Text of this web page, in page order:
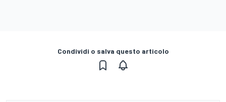
Condividi o salva questo articolo